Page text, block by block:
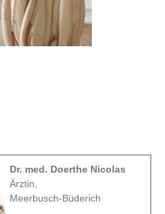
Dr. med. Doerthe Nicolas
Ärztin,
Meerbusch-Büderich